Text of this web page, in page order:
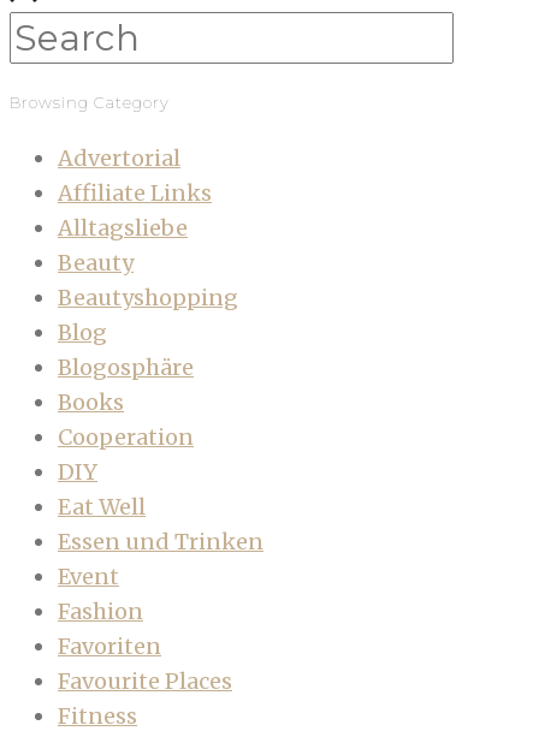
Browsing Category
Advertorial
Affiliate Links
Alltagsliebe
Beauty
Beautyshopping
Blog
Blogosphäre
Books
Cooperation
DIY
Eat Well
Essen und Trinken
Event
Fashion
Favoriten
Favourite Places
Fitness